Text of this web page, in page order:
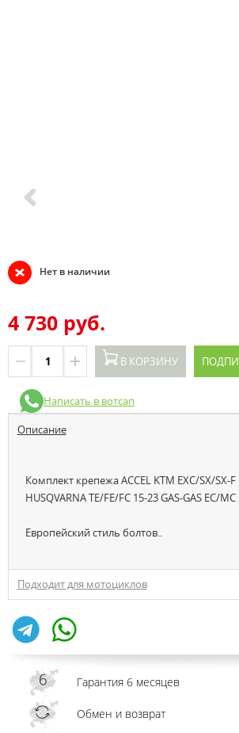
Нет в наличии
4 730 руб.
В КОРЗИНУ
Написать в вотсап
Описание
Комплект крепежа ACCEL KTM EXС/SX/SX-F
HUSQVARNA TE/FE/FC 15-23 GAS-GAS EC/
Европейский стиль болтов..
Подходит для мотоциклов
Гарантия 6 месяцев
Обмен и возврат